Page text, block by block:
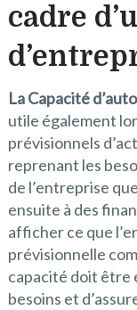
cadre
La Capacité
utile également
prévisionnels
reprenant les
de l’entreprise
ensuite à des
afficher ce que
prévisionnelle
capacité doit être
besoins et